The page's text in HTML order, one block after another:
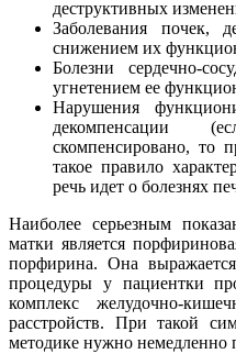
деструктивных
Заболевания почек,
снижением их
Болезни сердечно-
угнетением ее
Нарушения
декомпенсации
скомпенсировано, то
такое правило
речь идет о болезнях
Наиболее серьезным
матки является
порфирина. Она
процедуры у пациентки
комплекс желудочно-
расстройств. При такой
методике нужно немедленно